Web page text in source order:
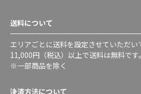
送料について
エリアごとに送料を設定させていただ
11,000円（税込）以上で送料は無料です。
※一部商品を除く
決済方法について